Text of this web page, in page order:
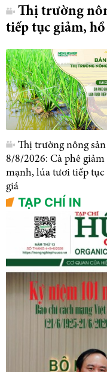
Thị trường
tiếp tục giảm,
Thị trường nông sản
8/8/2026: Cà phê giảm
mạnh, lúa tươi tiếp tục
giá
TẠP CHÍ IN